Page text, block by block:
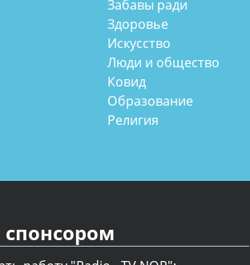
Забавы ради
Здоровье
Искусство
Люди и общество
Ковид
Образование
Религия
спонсором